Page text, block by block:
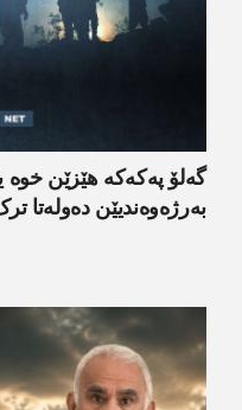
گەلۆ پەکەکە ھێزێن
بەرژەوەندیێن دەولەتا